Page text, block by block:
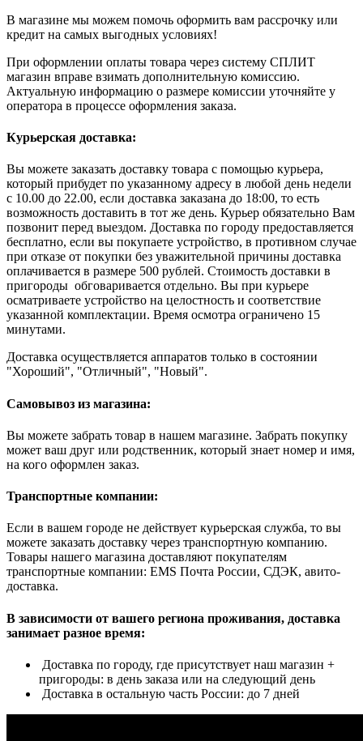
В магазине мы можем помочь оформить вам рассрочку или
кредит на самых выгодных условиях!
При оформлении оплаты товара через систему СПЛИТ
магазин вправе взимать дополнительную комиссию.
Актуальную информацию о размере комиссии уточняйте у
оператора в процессе оформления заказа.
Курьерская доставка:
Вы можете заказать доставку товара с помощью курьера,
который прибудет по указанному адресу в любой день недели
с 10.00 до 22.00, если доставка заказана до 18:00, то есть
возможность доставить в тот же день. Курьер обязательно Вам
позвонит перед выездом. Доставка по городу предоставляется
бесплатно, если вы покупаете устройство, в противном случае
при отказе от покупки без уважительной причины доставка
оплачивается в размере 500 рублей. Стоимость доставки в
пригороды обговаривается отдельно. Вы при курьере
осматриваете устройство на целостность и соответствие
указанной комплектации. Время осмотра ограничено 15
минутами.
Доставка осуществляется аппаратов только в состоянии
"Хороший", "Отличный", "Новый".
Самовывоз из магазина:
Вы можете забрать товар в нашем магазине. Забрать покупку
может ваш друг или родственник, который знает номер и имя,
на кого оформлен заказ.
Транспортные компании:
Если в вашем городе не действует курьерская служба, то вы
можете заказать доставку через транспортную компанию.
Товары нашего магазина доставляют покупателям
транспортные компании: EMS Почта России, СДЭК, авито-
доставка.
В зависимости от вашего региона проживания, доставка
занимает разное время:
Доставка по городу, где присутствует наш магазин +
пригороды: в день заказа или на следующий день
Доставка в остальную часть России: до 7 дней